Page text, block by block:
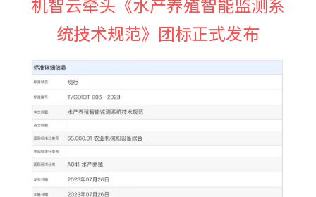
统技术规范》团标正式发布